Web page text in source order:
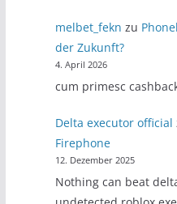
melbet_fekn zu
der Zukunft?
4. April 2026
cum primesc
Delta executor official
Firephone
12. Dezember 2025
Nothing can beat